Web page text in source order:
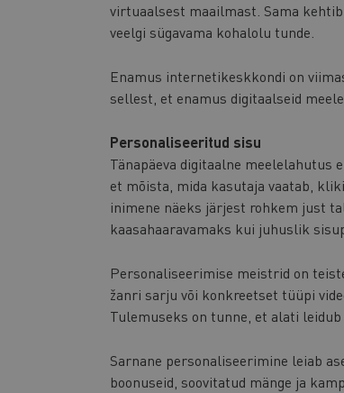
virtuaalsest maailmast. Sama
veelgi sügavama kohalolu tunde.
Enamus internetikeskkondi on
sellest, et enamus digitaalseid
Personaliseeritud sisu
Tänapäeva digitaalne meelelahutus
et mõista, mida kasutaja vaatab,
inimene näeks järjest rohkem just
kaasahaaravamaks kui juhuslik
Personaliseerimise meistrid on
žanri sarju või konkreetset tüüpi
Tulemuseks on tunne, et alati leidub
Sarnane personaliseerimine leiab
boonuseid, soovitatud mänge ja